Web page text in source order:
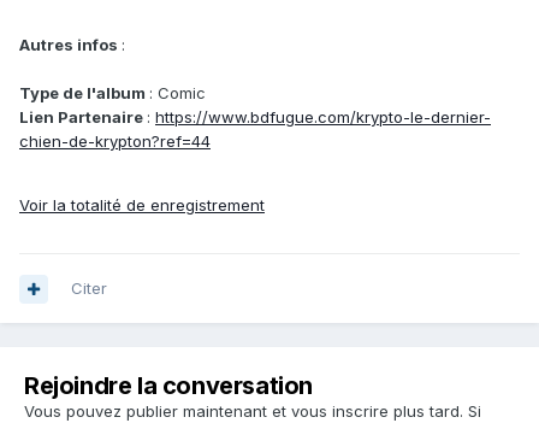
Autres infos :
Type de l'album : Comic
Lien Partenaire : https://www.bdfugue.com/krypto-le-dernier-
chien-de-krypton?ref=44
Voir la totalité de enregistrement
Citer
Rejoindre la conversation
Vous pouvez publier maintenant et vous inscrire plus tard. Si